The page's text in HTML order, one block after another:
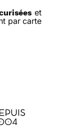
et
par carte